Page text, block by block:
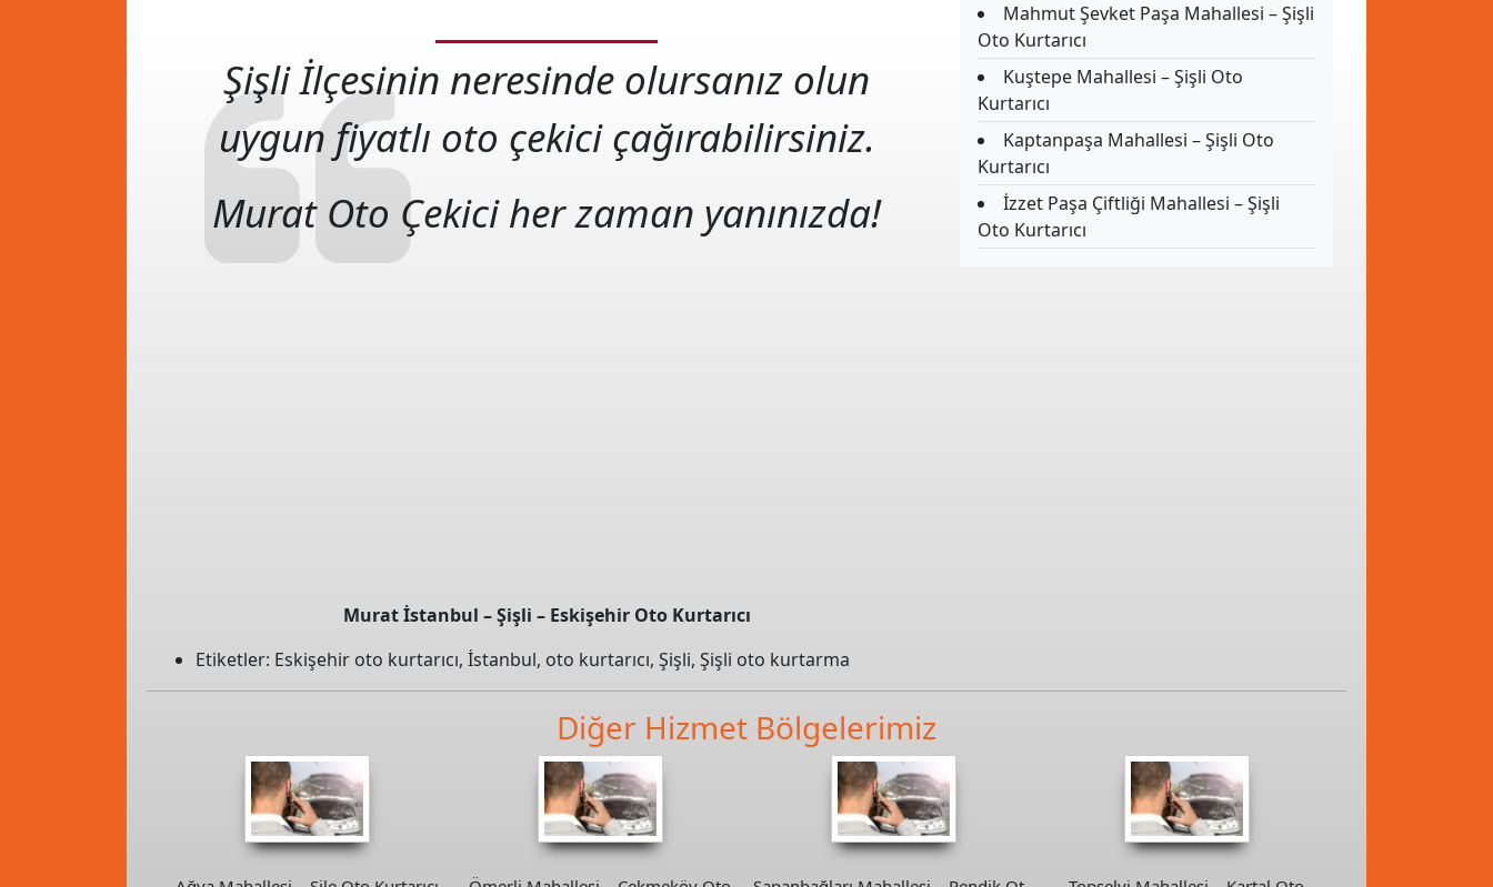
Şişli İlçesinin neresinde olursanız olun
uygun fiyatlı oto çekici çağırabilirsiniz.
Murat Oto Çekici her zaman yanınızda!
Murat İstanbul – Şişli – Eskişehir Oto Kurtarıcı
Etiketler: Eskişehir oto kurtarıcı, İstanbul, oto kurtarıcı, Şişli, Şişli oto kurtarma
Mahmut Şevket Paşa Mahallesi – Şişli
Oto Kurtarıcı
Kuştepe Mahallesi – Şişli Oto
Kurtarıcı
Kaptanpaşa Mahallesi – Şişli Oto
Kurtarıcı
İzzet Paşa Çiftliği Mahallesi – Şişli
Oto Kurtarıcı
Diğer Hizmet Bölgelerimiz